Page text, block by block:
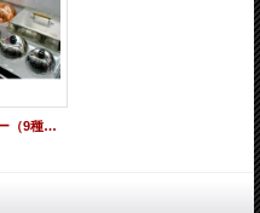
ステーキカバー（9種） 即納可